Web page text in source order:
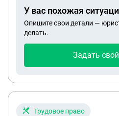
обратиться с жалобой на
задерживают зарплату и
после этого? Будут ли
выложить или штраф
У вас похожая
Опишите свои детали —
делать.
Задать
Трудовое право